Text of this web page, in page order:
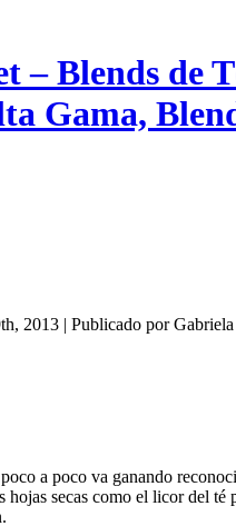
– Blends de
Gama,
2013 | Publicado por
a poco va ganando
secas como el licor del